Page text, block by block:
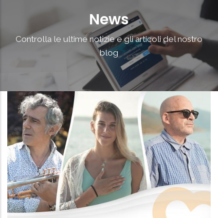
Controlla le ultime notizie e gli articoli del nostro
blog